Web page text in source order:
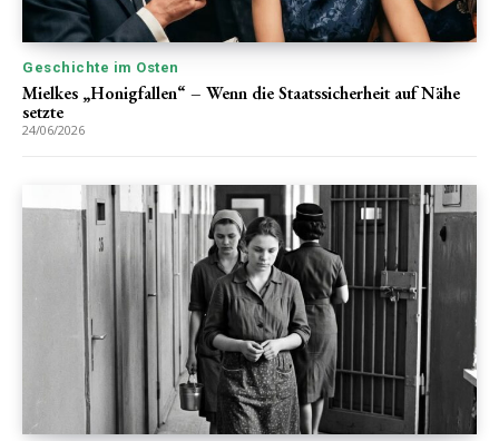
Geschichte im Osten
Mielkes „Honigfallen“ – Wenn die Staatssicherheit auf Nähe
setzte
24/06/2026